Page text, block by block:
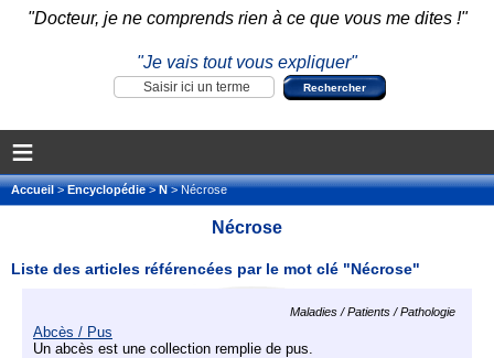
"Docteur, je ne comprends rien à ce que vous me dites !"
"Je vais tout vous expliquer"
≡
Accueil>Encyclopédie>N> Nécrose
Nécrose
Liste des articles référencées par le mot clé "Nécrose"
Maladies / Patients / Pathologie
Abcès / Pus
Un abcès est une collection remplie de pus.